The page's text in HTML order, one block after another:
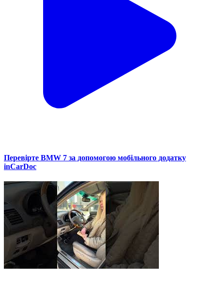
Перевірте BMW 7 за допомогою мобільного додатку
inCarDoc